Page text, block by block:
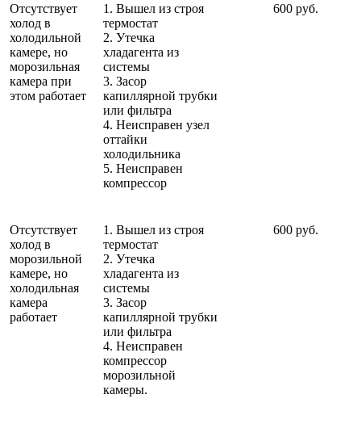
Отсутствует
холод в
холодильной
камере, но
морозильная
камера при
этом работает
1. Вышел из строя
термостат
2. Утечка
хладагента из
системы
3. Засор
капиллярной трубки
или фильтра
4. Неисправен узел
оттайки
холодильника
5. Неисправен
компрессор
600 руб.
Отсутствует
холод в
морозильной
камере, но
холодильная
камера
работает
1. Вышел из строя
термостат
2. Утечка
хладагента из
системы
3. Засор
капиллярной трубки
или фильтра
4. Неисправен
компрессор
морозильной
камеры.
600 руб.